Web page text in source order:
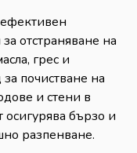
отстраняване на
грес и
почистване на
и стени в
бързо и
разпенване.